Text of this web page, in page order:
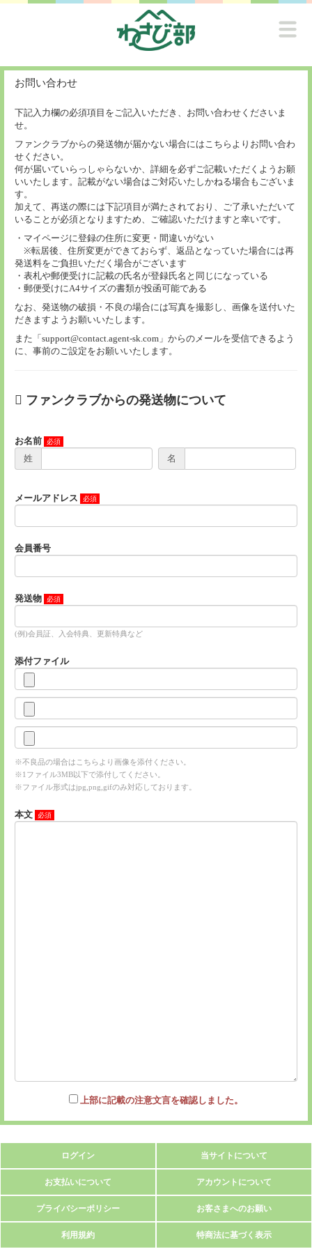
お問い合わせ
下記入力欄の必須項目をご記入いただき、お問い合わせくださいま
せ。
ファンクラブからの発送物が届かない場合にはこちらよりお問い合わ
せください。
何が届いていらっしゃらないか、詳細を必ずご記載いただくようお願
いいたします。記載がない場合はご対応いたしかねる場合もございま
す。
加えて、再送の際には下記項目が満たされており、ご了承いただいて
いることが必須となりますため、ご確認いただけますと幸いです。
・マイページに登録の住所に変更・間違いがない
※転居後、住所変更ができておらず、返品となっていた場合には再
発送料をご負担いただく場合がございます
・表札や郵便受けに記載の氏名が登録氏名と同じになっている
・郵便受けにA4サイズの書類が投函可能である
なお、発送物の破損・不良の場合には写真を撮影し、画像を送付いた
だきますようお願いいたします。
また「support@contact.agent-sk.com」からのメールを受信できるよう
に、事前のご設定をお願いいたします。
ファンクラブからの発送物について
お名前
姓
名
メールアドレス
会員番号
発送物
(例)会員証、入会特典、更新特典など
添付ファイル
※不良品の場合はこちらより画像を添付ください。
※1ファイル3MB以下で添付してください。
※ファイル形式はjpg,png,gifのみ対応しております。
本文
上部に記載の注意文言を確認しました。
ログイン 当サイトについて
お支払いについて アカウントについて
プライバシーポリシー お客さまへのお願い
利用規約 特商法に基づく表示